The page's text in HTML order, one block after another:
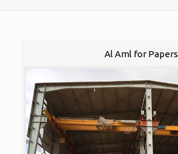
Al Aml for Papers